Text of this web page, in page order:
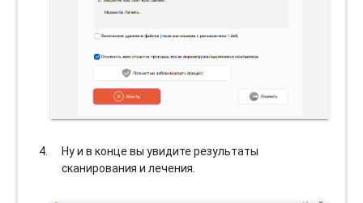
Ну и в конце вы увидите результаты
сканирования и лечения.